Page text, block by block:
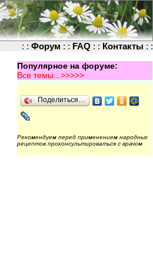
: : Форум : : FAQ : : Контакты : :
Популярное на форуме:
Все темы...>>>>>
Поделиться…
Рекомендуем перед применением народных
рецептов проконсультироваться с врачом